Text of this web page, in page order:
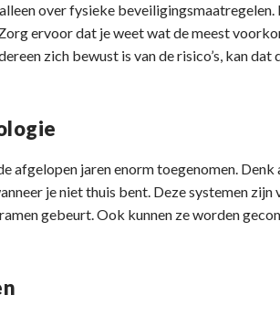
over fysieke
ervoor dat je weet wat de meest
zich bewust is van de risico’s, kan
afgelopen jaren enorm toegenomen. Denk
je niet thuis bent. Deze systemen
gebeurt. Ook kunnen ze worden